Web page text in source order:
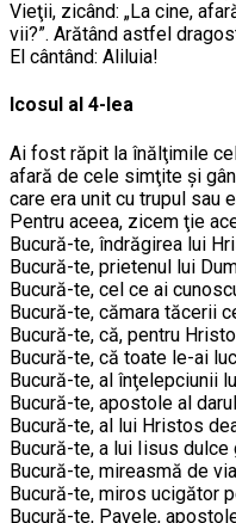
Vieţii, zicând: „La cine,
vii?”. Arătând astfel
El cântând: Aliluia!
Icosul al 4-lea
Ai fost răpit la înălţimile
afară de cele simţite şi
care era unit cu trupul sau
Pentru aceea, zicem ţie
Bucură-te, îndrăgirea lui
Bucură-te, prietenul lui
Bucură-te, cel ce ai
Bucură-te, cămara tăcerii
Bucură-te, că, pentru
Bucură-te, că toate le-ai
Bucură-te, al înţelepciunii
Bucură-te, apostole al
Bucură-te, al lui Hristos
Bucură-te, a lui Iisus dulce
Bucură-te, mireasmă de
Bucură-te, miros ucigător
Bucură-te, Pavele,